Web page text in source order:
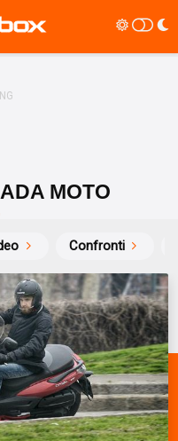
MOTO
Confronti